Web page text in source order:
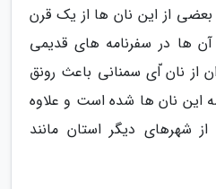
از این نان ها از یک قرن
ها در سفرنامه های قدیمی
از نان ّای سمنانی باعث رونق
این نان ها شده است و علاوه
شهرهای دیگر استان مانند